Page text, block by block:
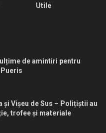
Utile
de amintiri pentru
și Vișeu de Sus – Polițiștii au
trofee și materiale